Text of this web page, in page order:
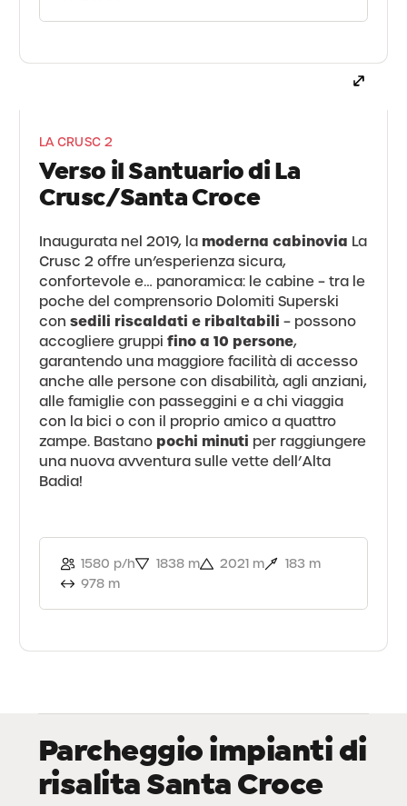
LA CRUSC 2
Verso il Santuario di La
Crusc/Santa Croce
Inaugurata nel 2019, la moderna cabinovia La
Crusc 2 offre un’esperienza sicura,
confortevole e… panoramica: le cabine – tra le
poche del comprensorio Dolomiti Superski
con sedili riscaldati e ribaltabili – possono
accogliere gruppi fino a 10 persone,
garantendo una maggiore facilità di accesso
anche alle persone con disabilità, agli anziani,
alle famiglie con passeggini e a chi viaggia
con la bici o con il proprio amico a quattro
zampe. Bastano pochi minuti per raggiungere
una nuova avventura sulle vette dell’Alta
Badia!
1580 p/h 1838 m 2021 m
183 m
978 m
Parcheggio impianti di
risalita Santa Croce